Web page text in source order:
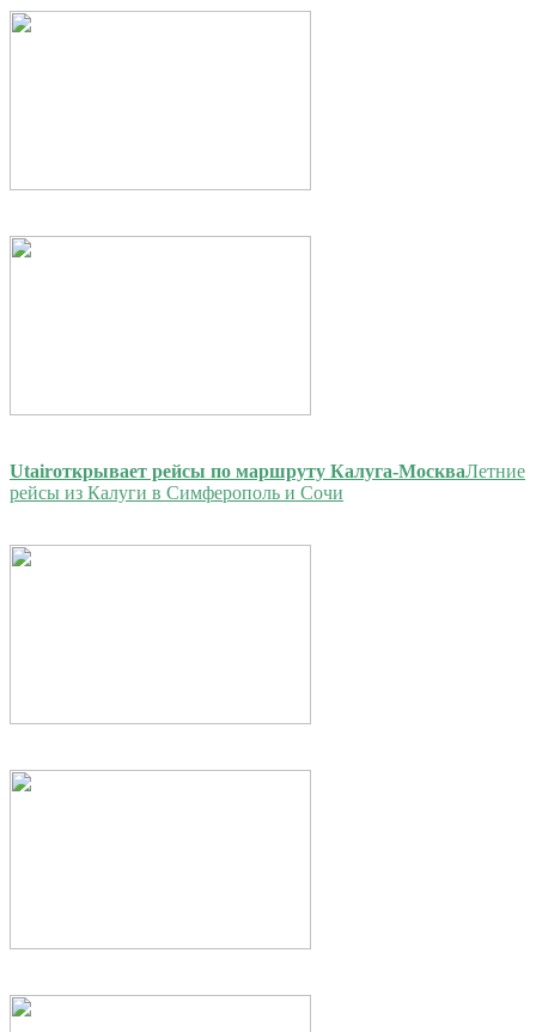
Utairоткрывает рейсы по маршруту Калуга-МоскваЛетние
рейсы из Калуги в Симферополь и Сочи